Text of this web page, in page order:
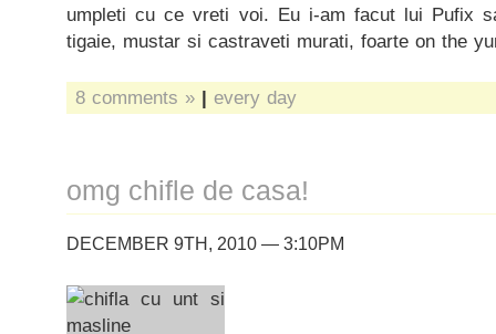
umpleti cu ce vreti voi. Eu i-am facut lui Pufix
tigaie, mustar si castraveti murati, foarte on the
8 comments » | every day
omg chifle de casa!
DECEMBER 9TH, 2010 — 3:10PM